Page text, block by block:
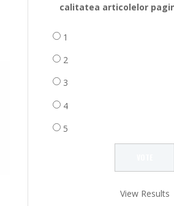
calitatea articolelor
1
2
3
4
5
View Results